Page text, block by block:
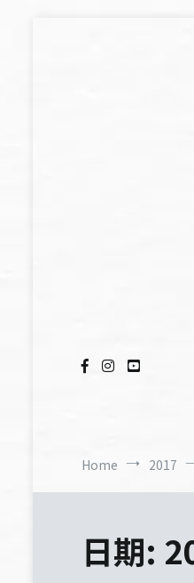
Home 2017
日期: